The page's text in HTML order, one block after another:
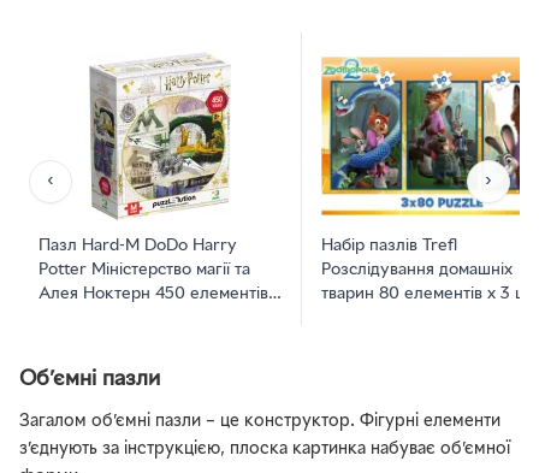
‹
Пазл Hard-M DoDo Harry
Potter Міністерство магії та
Алея Ноктерн 450 елементів
Набір пазлів Trefl
Розслідування домашніх
тварин 80 елементів х 3 шт
›
Об’ємні пазли
Загалом об’ємні пазли – це конструктор. Фігурні елементи
з’єднують за інструкцією, плоска картинка набуває об’ємної